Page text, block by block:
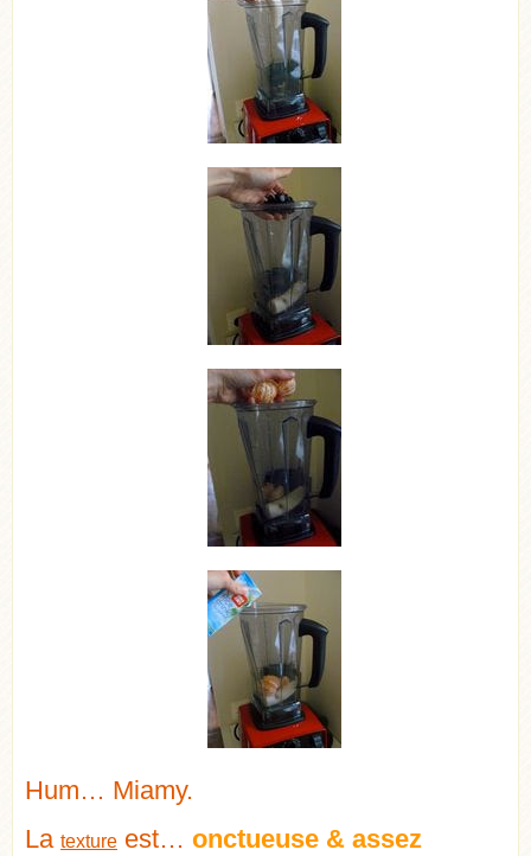
Hum… Miamy.
La texture est… onctueuse & assez